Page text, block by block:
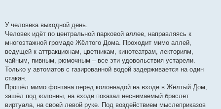
У человека выходной день.
Человек идёт по центральной парковой аллее, направляясь к
многоэтажной громаде Жёлтого Дома. Проходит мимо аллей,
ведущей к аттракционам, цветникам, кинотеатрам, лекториям,
чайным, пивным, рюмочным – все эти удовольствия устарели.
Только у автоматов с газированной водой задерживается на один
стакан.
Прошёл мимо фонтана перед колоннадой на входе в Жёлтый Дом,
зашёл под колонны, на входе показал неснимаемый браслет
виртуала, на своей левой руке. Под воздействием мыслеприказов